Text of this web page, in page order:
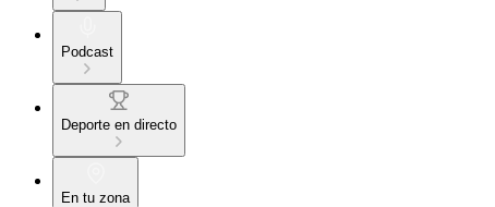
Podcast
Deporte en directo
En tu zona